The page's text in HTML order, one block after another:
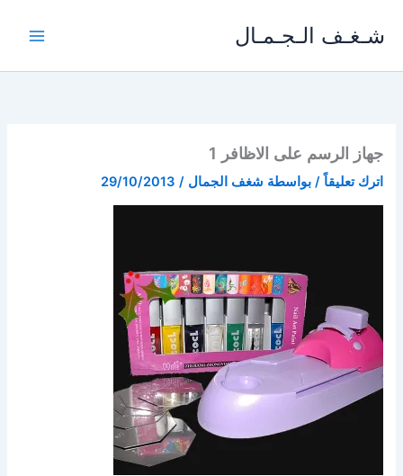
شـغـف الـجـمـال
جهاز الرسم على الاظافر 1
اترك تعليقاً / بواسطة شغف الجمال/
29/10/2013